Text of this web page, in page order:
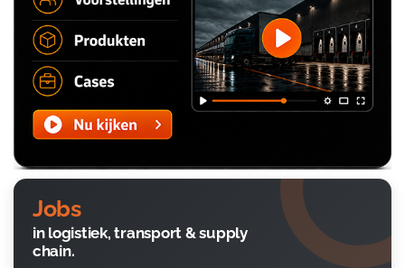
Jobs
in logistiek, transport & supply
chain.